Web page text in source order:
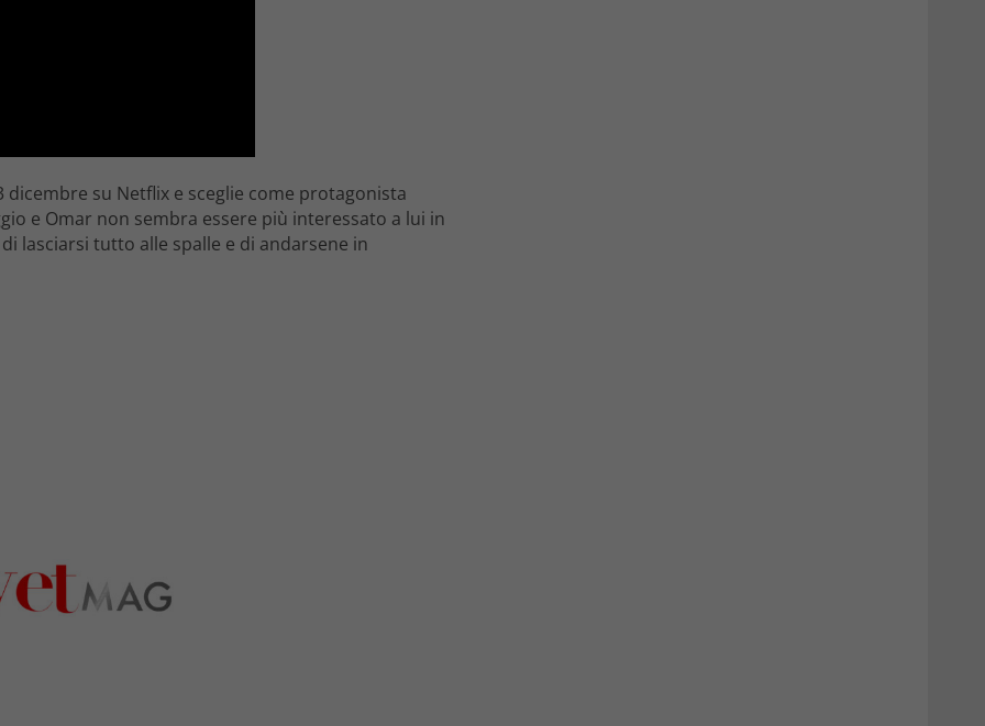
dicembre su Netflix e sceglie come protagonista
e Omar non sembra essere più interessato a lui in
lasciarsi tutto alle spalle e di andarsene in